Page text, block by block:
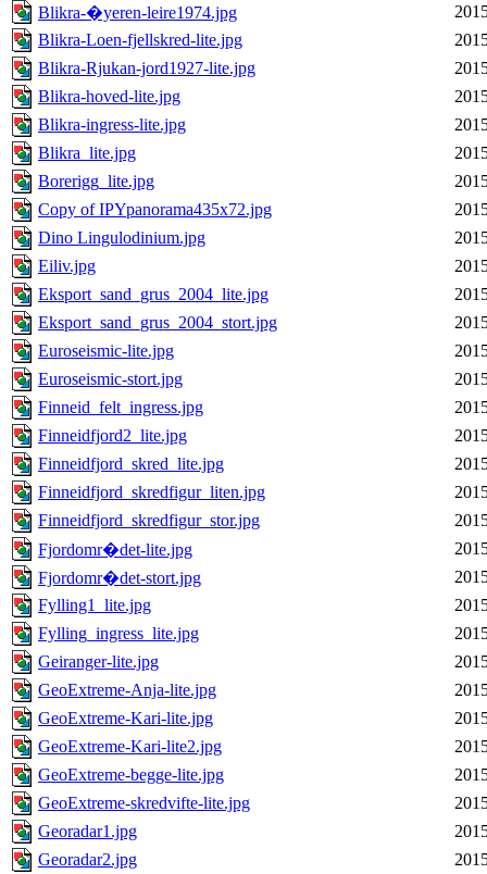
Blikra-�yeren-leire1974.jpg
Blikra-Loen-fjellskred-lite.jpg
Blikra-Rjukan-jord1927-lite.jpg
Blikra-hoved-lite.jpg
Blikra-ingress-lite.jpg
Blikra_lite.jpg
Borerigg_lite.jpg
Copy of IPYpanorama435x72.jpg
Dino Lingulodinium.jpg
Eiliv.jpg
Eksport_sand_grus_2004_lite.jpg
Eksport_sand_grus_2004_stort.jpg
Euroseismic-lite.jpg
Euroseismic-stort.jpg
Finneid_felt_ingress.jpg
Finneidfjord2_lite.jpg
Finneidfjord_skred_lite.jpg
Finneidfjord_skredfigur_liten.jpg
Finneidfjord_skredfigur_stor.jpg
Fjordomr�det-lite.jpg
Fjordomr�det-stort.jpg
Fylling1_lite.jpg
Fylling_ingress_lite.jpg
Geiranger-lite.jpg
GeoExtreme-Anja-lite.jpg
GeoExtreme-Kari-lite.jpg
GeoExtreme-Kari-lite2.jpg
GeoExtreme-begge-lite.jpg
GeoExtreme-skredvifte-lite.jpg
Georadar1.jpg
Georadar2.jpg